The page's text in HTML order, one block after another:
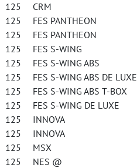
125 CRM
FES PANTHEON
FES PANTHEON
FES S-WING
FES S-WING ABS
FES S-WING ABS DE LUXE
FES S-WING ABS T-BOX
FES S-WING DE LUXE
125 INNOVA
125 INNOVA
125 MSX
125 NES @